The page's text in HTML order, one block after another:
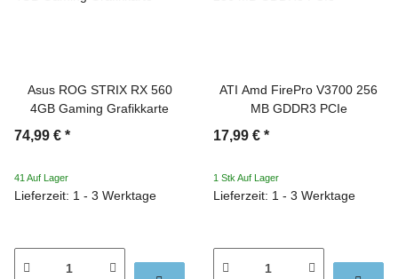
Asus ROG STRIX RX 560
4GB Gaming Grafikkarte
74,99 € *
41 Auf Lager
Lieferzeit: 1 - 3 Werktage
ATI Amd FirePro V3700 256
MB GDDR3 PCIe
17,99 € *
1 Stk Auf Lager
Lieferzeit: 1 - 3 Werktage